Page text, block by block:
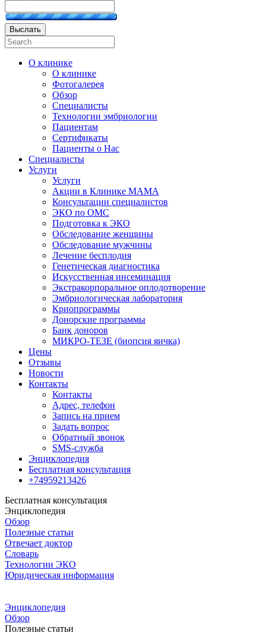
Выслать
О клинике
О клинике
Фотогалерея
Обзор
Специалисты
Технологии эмбриологии
Пациентам
Сертификаты
Пациенты о Нас
Специалисты
Услуги
Услуги
Акции в Клинике МАМА
Консультации специалистов
ЭКО по ОМС
Подготовка к ЭКО
Обследование женщины
Обследование мужчины
Лечение бесплодия
Генетическая диагностика
Искусственная инсеминация
Экстракорпоральное оплодотворение
Эмбриологическая лаборатория
Криопрограммы
Донорские программы
Банк доноров
МИКРО-ТЕЗЕ (биопсия яичка)
Цены
Отзывы
Новости
Контакты
Контакты
Адрес, телефон
Запись на прием
Задать вопрос
Обратный звонок
SMS-служба
Энциклопедия
Бесплатная консультация
+74959213426
Бесплатная консультация
Энциклопедия
Обзор
Полезные статьи
Отвечает доктор
Словарь
Технологии ЭКО
Юридическая информация
Энциклопедия
Обзор
Полезные статьи